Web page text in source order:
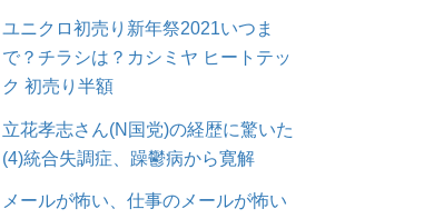
ユニクロ初売り新年祭2021いつま
で？チラシは？カシミヤ ヒートテッ
ク 初売り半額
立花孝志さん(N国党)の経歴に驚いた
(4)統合失調症、躁鬱病から寛解
メールが怖い、仕事のメールが怖い